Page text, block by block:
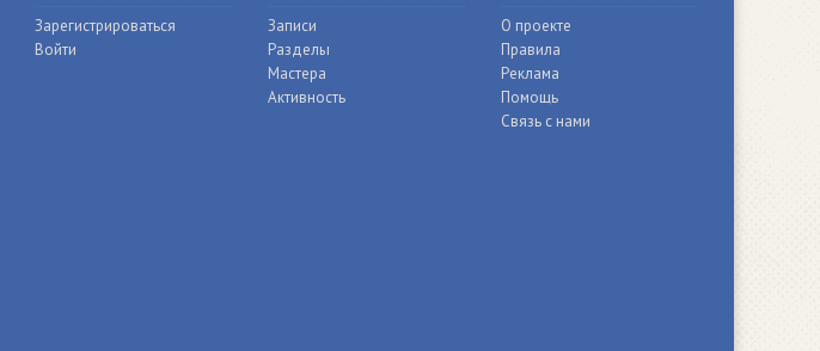
Зарегистрироваться
Войти
Записи
Разделы
Мастера
Активность
О проекте
Правила
Реклама
Помощь
Связь с нами